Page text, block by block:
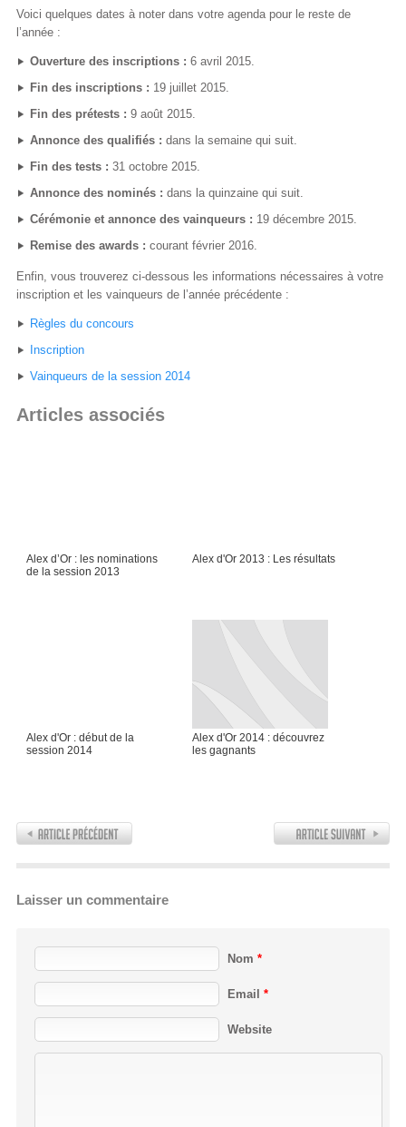
Voici quelques dates à noter dans votre agenda pour le reste de
l’année :
Ouverture des inscriptions : 6 avril 2015.
Fin des inscriptions : 19 juillet 2015.
Fin des prétests : 9 août 2015.
Annonce des qualifiés : dans la semaine qui suit.
Fin des tests : 31 octobre 2015.
Annonce des nominés : dans la quinzaine qui suit.
Cérémonie et annonce des vainqueurs : 19 décembre 2015.
Remise des awards : courant février 2016.
Enfin, vous trouverez ci-dessous les informations nécessaires à votre
inscription et les vainqueurs de l’année précédente :
Règles du concours
Inscription
Vainqueurs de la session 2014
Articles associés
Alex d’Or : les nominations
de la session 2013
Alex d'Or 2013 : Les résultats
Alex d'Or : début de la
session 2014
Alex d'Or 2014 : découvrez
les gagnants
Laisser un commentaire
Nom *
Email *
Website